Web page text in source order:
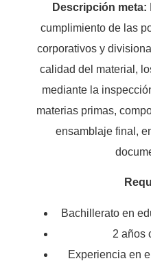
Descripción meta:
cumplimiento de las
corporativos y
calidad del material,
mediante la
materias primas,
ensamblaje final,
Bachillerato en
2 años
Experiencia en